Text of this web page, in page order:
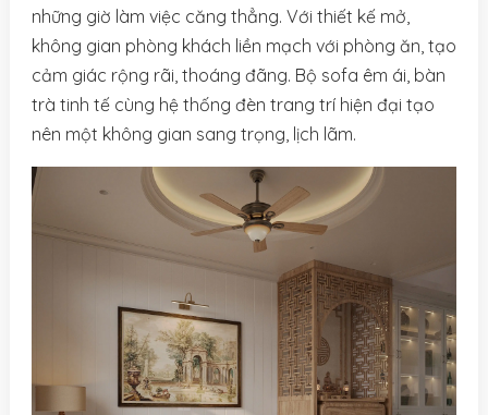
những giờ làm việc căng thẳng. Với thiết kế mở,
không gian phòng khách liền mạch với phòng ăn, tạo
cảm giác rộng rãi, thoáng đãng. Bộ sofa êm ái, bàn
trà tinh tế cùng hệ thống đèn trang trí hiện đại tạo
nên một không gian sang trọng, lịch lãm.